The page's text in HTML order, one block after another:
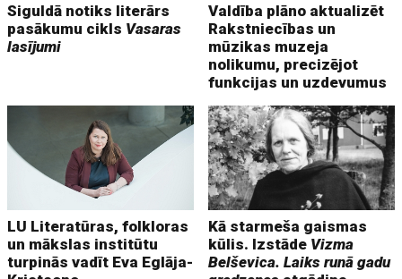
Siguldā notiks literārs
pasākumu cikls Vasaras
lasījumi
Valdība plāno aktualizēt
Rakstniecības un
mūzikas muzeja
nolikumu, precizējot
funkcijas un uzdevumus
LU Literatūras, folkloras
un mākslas institūtu
turpinās vadīt Eva Eglāja-
Kā starmeša gaismas
kūlis. Izstāde Vizma
Belševica. Laiks runā gadu